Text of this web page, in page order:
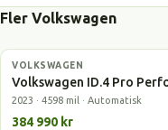
Fler Volkswagen
Elbil
VOLKSWAGEN
Volkswagen ID.4 Pro
2023 · 4598 mil · Automatisk
384 990 kr